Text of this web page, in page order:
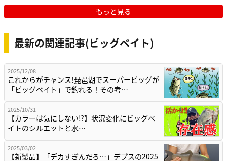
もっと見る
最新の関連記事(ビッグベイト)
2025/12/08
これからがチャンス!琵琶湖でスーパービッグが
「ビッグベイト」で釣れる！その考…
2025/10/31
【カラーは気にしない⁉】状況変化にビッグベ
イトのシルエットと水…
2025/03/02
【新製品】「デカすぎんだろ…」デプスの2025